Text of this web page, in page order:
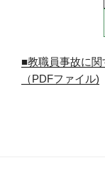
■教職員事故に
（PDFファイル)